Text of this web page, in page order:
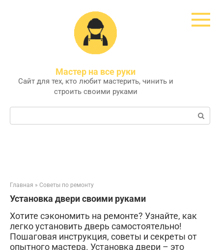
Мастер на все руки
Сайт для тех, кто любит мастерить, чинить и
строить своими руками
Поиск:
Главная » Советы по ремонту
Установка двери своими руками
Хотите сэкономить на ремонте? Узнайте, как
легко установить дверь самостоятельно!
Пошаговая инструкция, советы и секреты от
опытного мастера. Установка двери – это